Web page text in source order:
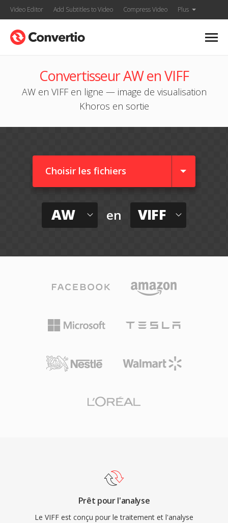
Video Editor Add Subtitles to Video Compress Video Plus
Convertisseur AW en VIFF
AW en VIFF en ligne — image de visualisation
Khoros en sortie
Choisir les fichiers
AW en VIFF
Prêt pour l'analyse
Le VIFF est conçu pour le traitement et l'analyse